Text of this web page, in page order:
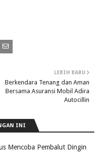
LEBIH BARU
Berkendara Tenang dan Aman
Bersama Asuransi Mobil Adira
Autocillin
INI
Mencoba Pembalut Dingin